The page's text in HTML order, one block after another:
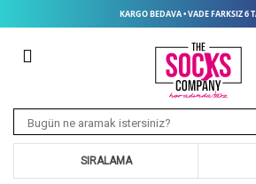
KARGO BEDAVA • VADE FARKSIZ 6
SIRALAMA